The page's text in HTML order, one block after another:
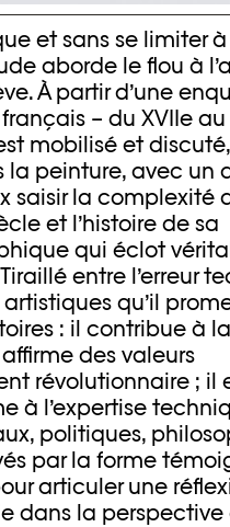
et sans se limiter à
aborde le flou à
À partir d’une
– du XVIIe au
mobilisé et
la peinture, avec un
saisir la complexité
et l’histoire de sa
qui éclot
entre l’erreur
qu’il
: il contribue à
des valeurs
révolutionnaire ; il
à l’expertise
politiques,
par la forme
articuler une
dans la perspective